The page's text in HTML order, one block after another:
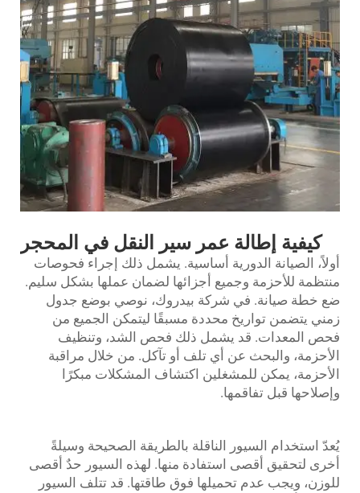
كيفية إطالة عمر سير النقل في المحجر
أولاً، الصيانة الدورية أساسية. يشمل ذلك إجراء فحوصات
منتظمة للأحزمة وجميع أجزائها لضمان عملها بشكل سليم.
ضع خطة صيانة. في شركة بيدروك، نوصي بوضع جدول
زمني يتضمن تواريخ محددة مسبقًا ليتمكن الجميع من
فحص المعدات. قد يشمل ذلك فحص الشد، وتنظيف
الأحزمة، والبحث عن أي تلف أو تآكل. من خلال مراقبة
الأحزمة، يمكن للمشغلين اكتشاف المشكلات مبكرًا
وإصلاحها قبل تفاقمها.
يُعدّ استخدام السيور الناقلة بالطريقة الصحيحة وسيلةً
أخرى لتحقيق أقصى استفادة منها. لهذه السيور حدٌ أقصى
للوزن، ويجب عدم تحميلها فوق طاقتها. قد تتلف السيور